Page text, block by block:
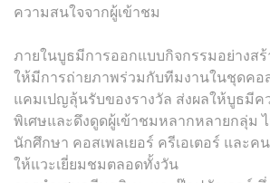
ความสนใจจากผู้เข้าชม
ภายในบูธมีการออกแบบกิจกรรมอย่างสร้
ให้มีการถ่ายภาพร่วมกับทีมงานในชุดคอ
แคมเปญลุ้นรับของรางวัล ส่งผลให้บูธมีค
พิเศษและดึงดูดผู้เข้าชมหลากหลายกลุ่ม
นักศึกษา คอสเพลเยอร์ ครีเอเตอร์ และค
ให้แวะเยี่ยมชมตลอดทั้งวัน